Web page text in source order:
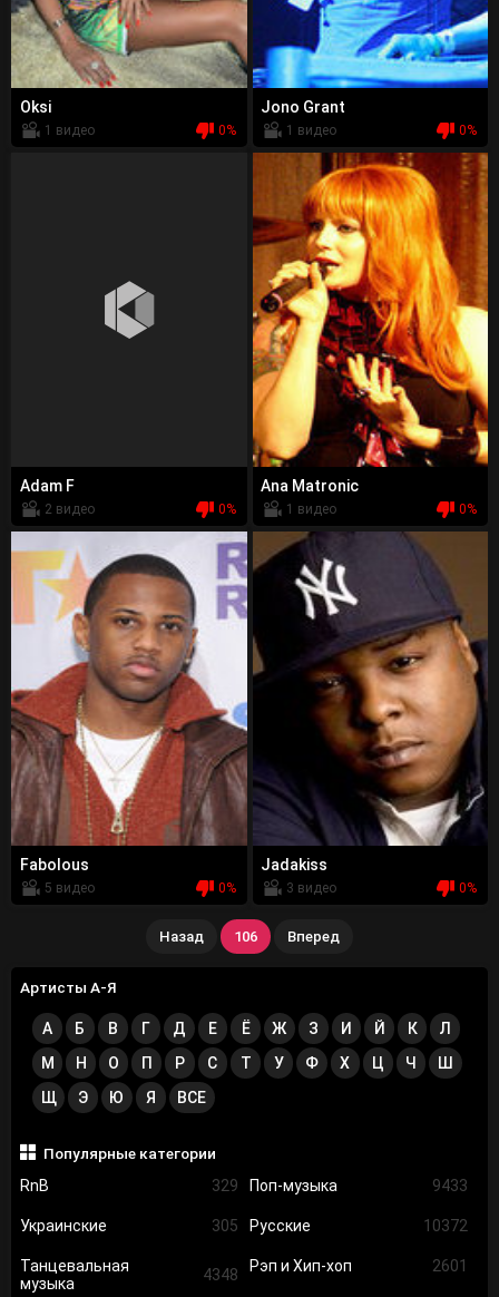
Артисты А-Я
А Б В Г Д Е Ё Ж З И Й К
Л
М
Н О П Р С Т У Ф Х Ц Ч
Ш
Щ
Э Ю Я ВСЕ
Популярные категории
RnB
329 Поп-музыка 9433
Украинские 305 Русские 10372
Танцевальная
музыка
4348 Рэп и Хип-хоп 2601
Oksi
1 видео 0%
Jono Grant
1 видео 0%
Adam F
2 видео 0%
Ana Matronic
1 видео 0%
Fabolous
5 видео 0%
Jadakiss
3 видео 0%
Назад 106 Вперед